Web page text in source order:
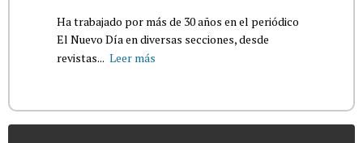
Ha trabajado por más de 30 años en el periódico
El Nuevo Día en diversas secciones, desde
revistas... Leer más